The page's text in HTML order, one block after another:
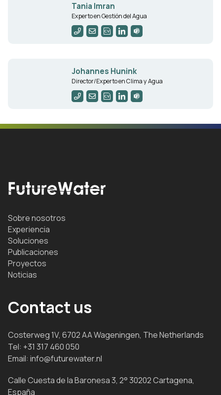
Tania Imran
Experto en Gestión del Agua
Johannes Hunink
Director/Experto en Clima y Agua
Sobre nosotros
Experiencia
Soluciones
Publicaciones
Proyectos
Noticias
Contact us
Costerweg 1V, 6702 AA Wageningen, The Netherlands
Tel: +31 317 460 050
Email: info@futurewater.nl
Calle Cuesta de la Baronesa 3, 2° 30202 Cartagena,
España